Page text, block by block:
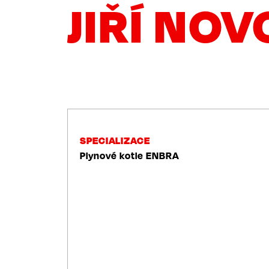
NAVIGACE
JIŘÍ
SPECIALIZACE
Plynové kotle ENBRA